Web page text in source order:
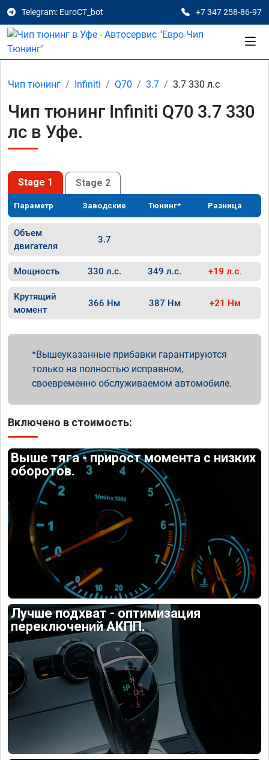
Telegram: EuroCT_bot +7 347 258-86-97
Чип тюнинг Infiniti Q70 3.7 3.7 330 л.с
Чип тюнинг Infiniti Q70 3.7 330
лс в Уфе.
Stage 1 Stage 2
Параметр Заводские Тюнинг* Разница
Объем
двигателя
3.7
Мощность 330 л.с. 349 л.с. +19 л.с.
Крутящий
момент
366 Нм 387 Нм +21 Нм
Вышеуказанные прибавки гарантируются
только на полностью исправном,
своевременно обслуживаемом автомобиле.
Включено в стоимость:
Выше тяга - прирост момента с низких
оборотов.
Лучше подхват - оптимизация
переключений АКПП.